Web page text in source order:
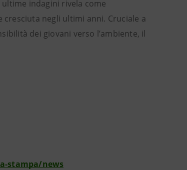
indagini rivela come
cresciuta negli ultimi anni. Cruciale a
dei giovani verso l’ambiente, il
stampa/news